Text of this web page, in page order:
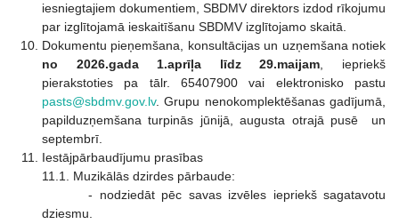
iesniegtajiem dokumentiem, SBDMV direktors izdod rīkojumu
par izglītojamā ieskaitīšanu SBDMV izglītojamo skaitā.
Dokumentu pieņemšana, konsultācijas un uzņemšana notiek
no 2026.gada 1.aprīļa līdz 29.maijam , iepriekš
pierakstoties pa tālr. 65407900 vai elektronisko pastu
pasts@sbdmv.gov.lv. Grupu nenokomplektēšanas gadījumā,
papilduzņemšana turpinās jūnijā, augusta otrajā pusē un
septembrī.
Iestājpārbaudījumu prasības
11.1. Muzikālās dzirdes pārbaude:
- nodziedāt pēc savas izvēles iepriekš sagatavotu
dziesmu.